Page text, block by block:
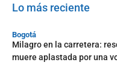
Lo más reciente
Bogotá
Milagro en la carretera:
muere aplastada por una